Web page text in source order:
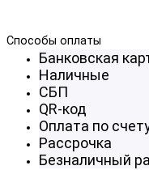
Способы оплаты
Банковская
Наличные
СБП
QR-код
Оплата по
Рассрочка
Безналичный